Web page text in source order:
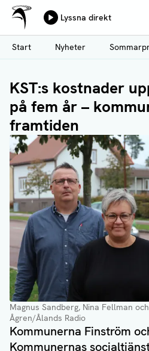
Hoppa
till
huvudinnehåll
Ålands Radio & TV
Lyssna direkt
Start
Nyheter
KST:s kostnader
på fem år –
framtiden
Magnus Sandberg, Nina Fellman
Ågren/Ålands Radio
Kommunerna Finström
Kommunernas